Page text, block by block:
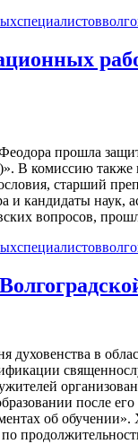
прошла
В комиссию
старший
кандидаты наук,
вопросов,
в
об